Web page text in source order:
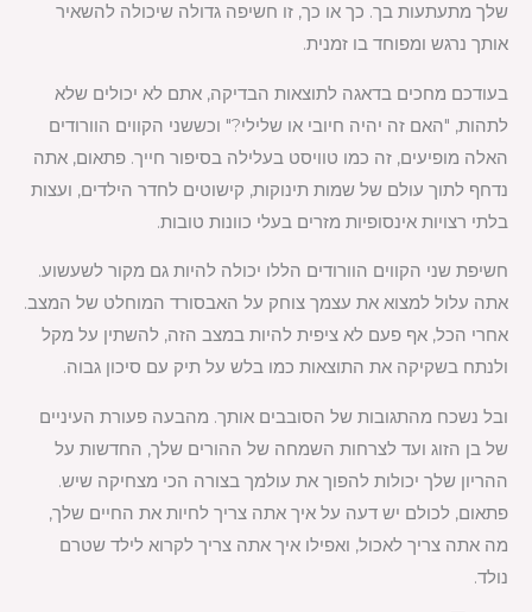
שלך מתעתעות בך. כך או כך, זו חשיפה גדולה שיכולה להשאיר
אותך נרגש ומפוחד בו זמנית.
בעודכם מחכים בדאגה לתוצאות הבדיקה, אתם לא יכולים שלא
לתהות, "האם זה יהיה חיובי או שלילי?" וכששני הקווים הוורודים
האלה מופיעים, זה כמו טוויסט בעלילה בסיפור חייך. פתאום, אתה
נדחף לתוך עולם של שמות תינוקות, קישוטים לחדר הילדים, ועצות
בלתי רצויות אינסופיות מזרים בעלי כוונות טובות.
חשיפת שני הקווים הוורודים הללו יכולה להיות גם מקור לשעשוע.
אתה עלול למצוא את עצמך צוחק על האבסורד המוחלט של המצב.
אחרי הכל, אף פעם לא ציפית להיות במצב הזה, להשתין על מקל
ולנתח בשקיקה את התוצאות כמו בלש על תיק עם סיכון גבוה.
ובל נשכח מהתגובות של הסובבים אותך. מהבעה פעורת העיניים
של בן הזוג ועד לצרחות השמחה של ההורים שלך, החדשות על
ההריון שלך יכולות להפוך את עולמך בצורה הכי מצחיקה שיש.
פתאום, לכולם יש דעה על איך אתה צריך לחיות את החיים שלך,
מה אתה צריך לאכול, ואפילו איך אתה צריך לקרוא לילד שטרם
נולד.